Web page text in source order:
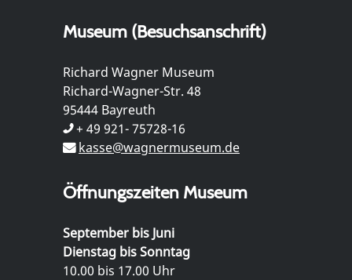
Museum (Besuchsanschrift)
Richard Wagner Museum
Richard-Wagner-Str. 48
95444 Bayreuth
+ 49 921- 75728-16
kasse@wagnermuseum.de
Öffnungszeiten Museum
September bis Juni
Dienstag bis Sonntag
10.00 bis 17.00 Uhr